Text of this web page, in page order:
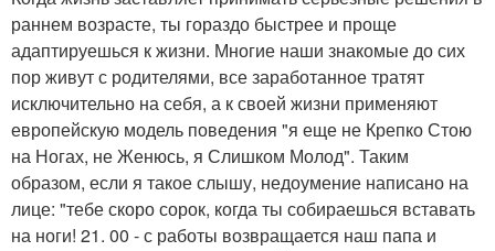
раннем возрасте, ты гораздо быстрее и проще
адаптируешься к жизни. Многие наши знакомые до сих
пор живут с родителями, все заработанное тратят
исключительно на себя, а к своей жизни применяют
европейскую модель поведения "я еще не Крепко Стою
на Ногах, не Женюсь, я Слишком Молод". Таким
образом, если я такое слышу, недоумение написано на
лице: "тебе скоро сорок, когда ты собираешься вставать
на ноги! 21. 00 - с работы возвращается наш папа и